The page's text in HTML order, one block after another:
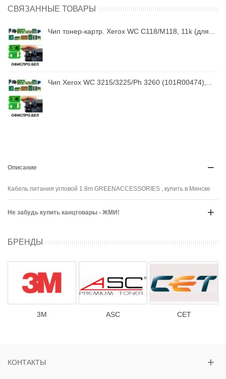
СВЯЗАННЫЕ ТОВАРЫ
Чип тонер-картр. Xerox WC C118/M118, 11k (для...
Чип Xerox WC 3215/3225/Ph 3260 (101R00474),...
Описание
Кабель питания угловой 1.8m GREENACCESSORIES , купить в Минске
Не забудь купить канцтовары - ЖМИ!
БРЕНДЫ
3М ASC CET
КОНТАКТЫ